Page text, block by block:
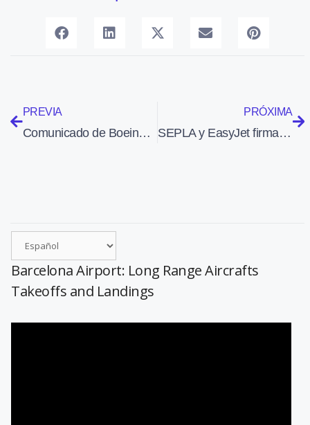
PREVIA
Comunicado de Boeing sobre la certificación y vuelta al servicio del 737 MAX
PRÓXIMA
SEPLA y EasyJet firman un nuevo convenio colectivo de pilotos
Barcelona Airport: Long Range Aircrafts
Takeoffs and Landings